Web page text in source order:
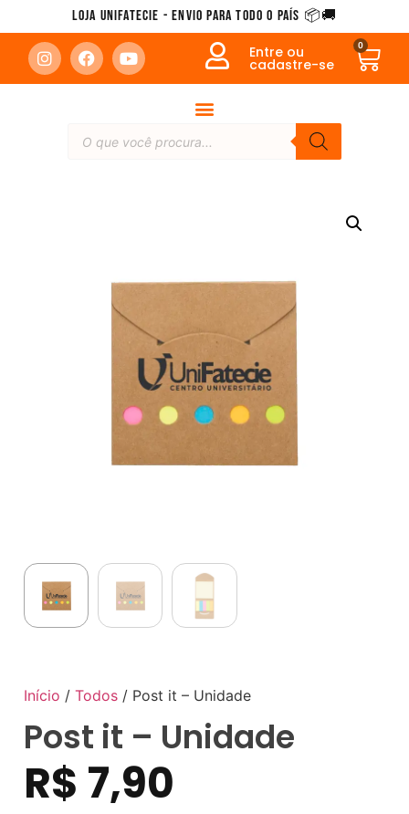
Loja Unifatecie - Envio para todo o país 📦🚚
Entre ou
cadastre-se
0
Início / Todos / Post it – Unidade
Post it – Unidade
R$ 7,90